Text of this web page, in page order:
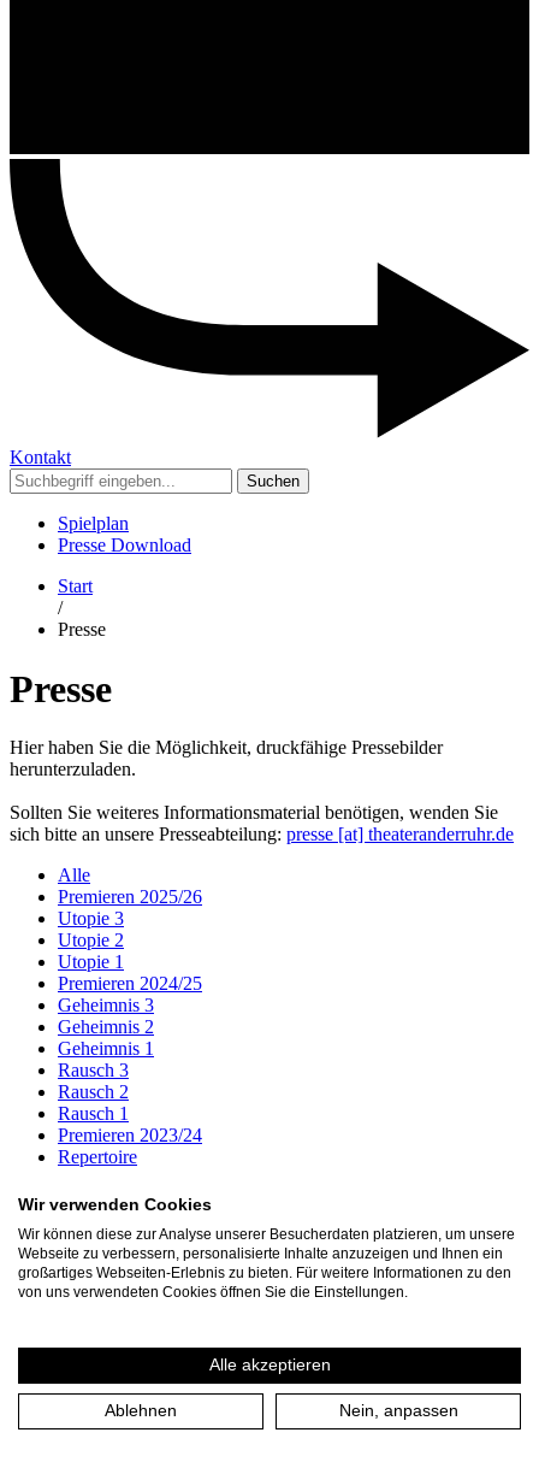
Kontakt
Suchen
Spielplan
Presse Download
Start
/
Presse
Presse
Hier haben Sie die Möglichkeit, druckfähige Pressebilder
herunterzuladen.
Sollten Sie weiteres Informationsmaterial benötigen, wenden Sie
sich bitte an unsere Presseabteilung: presse [​at​] theateranderruhr.de
Alle
Premieren 2025/26
Utopie 3
Utopie 2
Utopie 1
Premieren 2024/25
Geheimnis 3
Geheimnis 2
Geheimnis 1
Rausch 3
Rausch 2
Rausch 1
Premieren 2023/24
Repertoire
Amphitryon
Antropka (UA)
Bock (UA)
Circus Oresteia (UA)
Das Band. Freundschaft als Lebensform
Das eingebildete Tier
Das Kalkwerk
Der kleine Prinz
Wir verwenden Cookies
Wir können diese zur Analyse unserer Besucherdaten platzieren, um unsere
Webseite zu verbessern, personalisierte Inhalte anzuzeigen und Ihnen ein
großartiges Webseiten-Erlebnis zu bieten. Für weitere Informationen zu den
von uns verwendeten Cookies öffnen Sie die Einstellungen.
Alle akzeptieren
Ablehnen Nein, anpassen